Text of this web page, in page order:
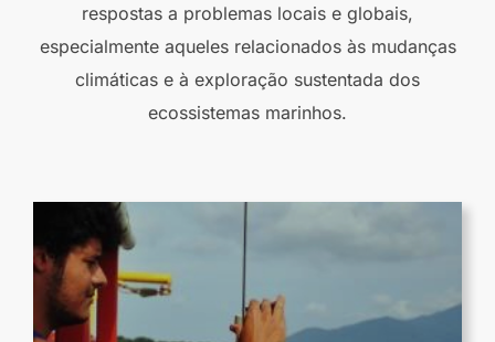
respostas a problemas locais e globais,
especialmente aqueles relacionados às mudanças
climáticas e à exploração sustentada dos
ecossistemas marinhos.